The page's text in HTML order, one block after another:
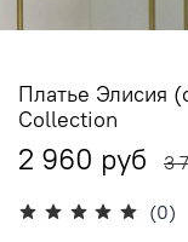
(0)
Платье Элисия
Collection
2 960 руб 3